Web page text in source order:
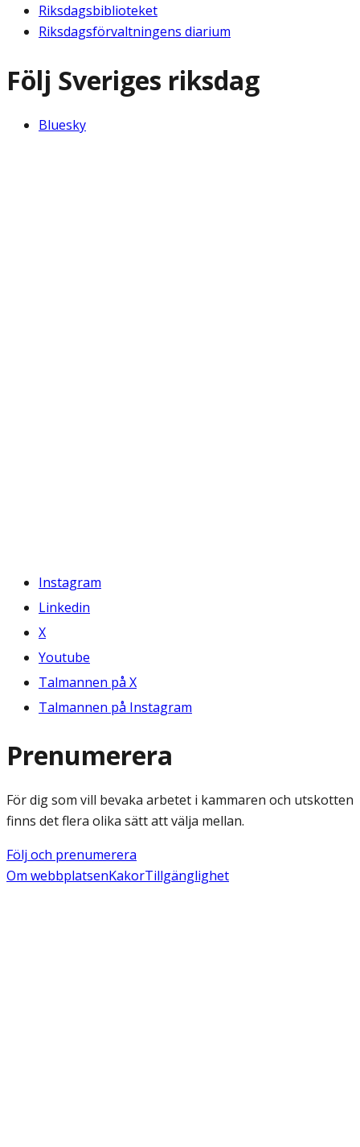
Riksdagsbiblioteket
Riksdagsförvaltningens diarium
Följ Sveriges riksdag
Bluesky
Instagram
Linkedin
X
Youtube
Talmannen på X
Talmannen på Instagram
Prenumerera
För dig som vill bevaka arbetet i kammaren och utskotten
finns det flera olika sätt att välja mellan.
Följ och prenumerera
Om webbplatsenKakorTillgänglighet